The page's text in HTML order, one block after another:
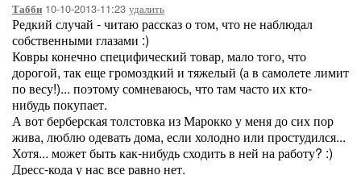
Табби 10-10-2013-11:23 удалить
Редкий случай - читаю рассказ о том, что не наблюдал
собственными глазами :)
Ковры конечно специфический товар, мало того, что
дорогой, так еще громоздкий и тяжелый (а в самолете лимит
по весу!)... поэтому сомневаюсь, что там часто их кто-
нибудь покупает.
А вот берберская толстовка из Марокко у меня до сих пор
жива, люблю одевать дома, если холодно или простудился...
Хотя... может быть как-нибудь сходить в ней на работу? :)
Дресс-кода у нас все равно нет.